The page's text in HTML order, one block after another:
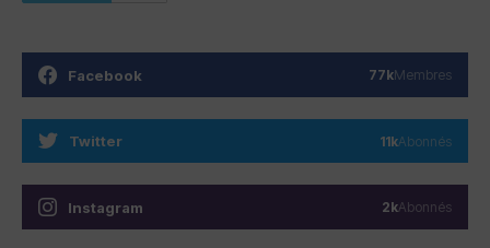
Facebook 77kMembres
Twitter 11kAbonnés
Instagram 2kAbonnés